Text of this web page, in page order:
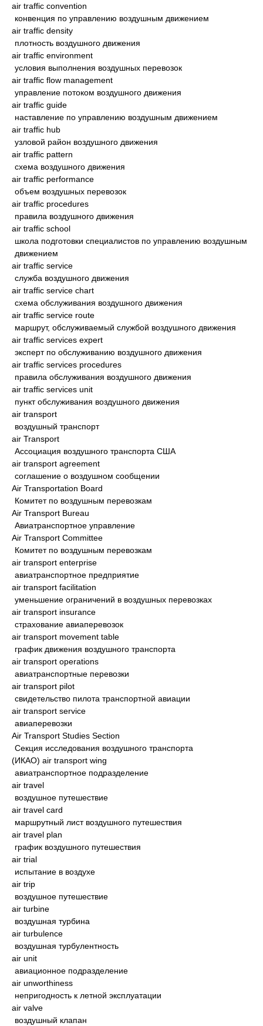
air traffic convention
конвенция по управлению воздушным движением
air traffic density
плотность воздушного движения
air traffic environment
условия выполнения воздушных перевозок
air traffic flow management
управление потоком воздушного движения
air traffic guide
наставление по управлению воздушным движением
air traffic hub
узловой район воздушного движения
air traffic pattern
схема воздушного движения
air traffic performance
объем воздушных перевозок
air traffic procedures
правила воздушного движения
air traffic school
школа подготовки специалистов по управлению воздушным
движением
air traffic service
служба воздушного движения
air traffic service chart
схема обслуживания воздушного движения
air traffic service route
маршрут, обслуживаемый службой воздушного движения
air traffic services expert
эксперт по обслуживанию воздушного движения
air traffic services procedures
правила обслуживания воздушного движения
air traffic services unit
пункт обслуживания воздушного движения
air transport
воздушный транспорт
air Transport
Ассоциация воздушного транспорта США
air transport agreement
соглашение о воздушном сообщении
Air Transportation Board
Комитет по воздушным перевозкам
Air Transport Bureau
Авиатранспортное управление
Air Transport Committee
Комитет по воздушным перевозкам
air transport enterprise
авиатранспортное предприятие
air transport facilitation
уменьшение ограничений в воздушных перевозках
air transport insurance
страхование авиаперевозок
air transport movement table
график движения воздушного транспорта
air transport operations
авиатранспортные перевозки
air transport pilot
свидетельство пилота транспортной авиации
air transport service
авиаперевозки
Air Transport Studies Section
Секция исследования воздушного транспорта
(ИКАО) air transport wing
авиатранспортное подразделение
air travel
воздушное путешествие
air travel card
маршрутный лист воздушного путешествия
air travel plan
график воздушного путешествия
air trial
испытание в воздухе
air trip
воздушное путешествие
air turbine
воздушная турбина
air turbulence
воздушная турбулентность
air unit
авиационное подразделение
air unworthiness
непригодность к летной эксплуатации
air valve
воздушный клапан